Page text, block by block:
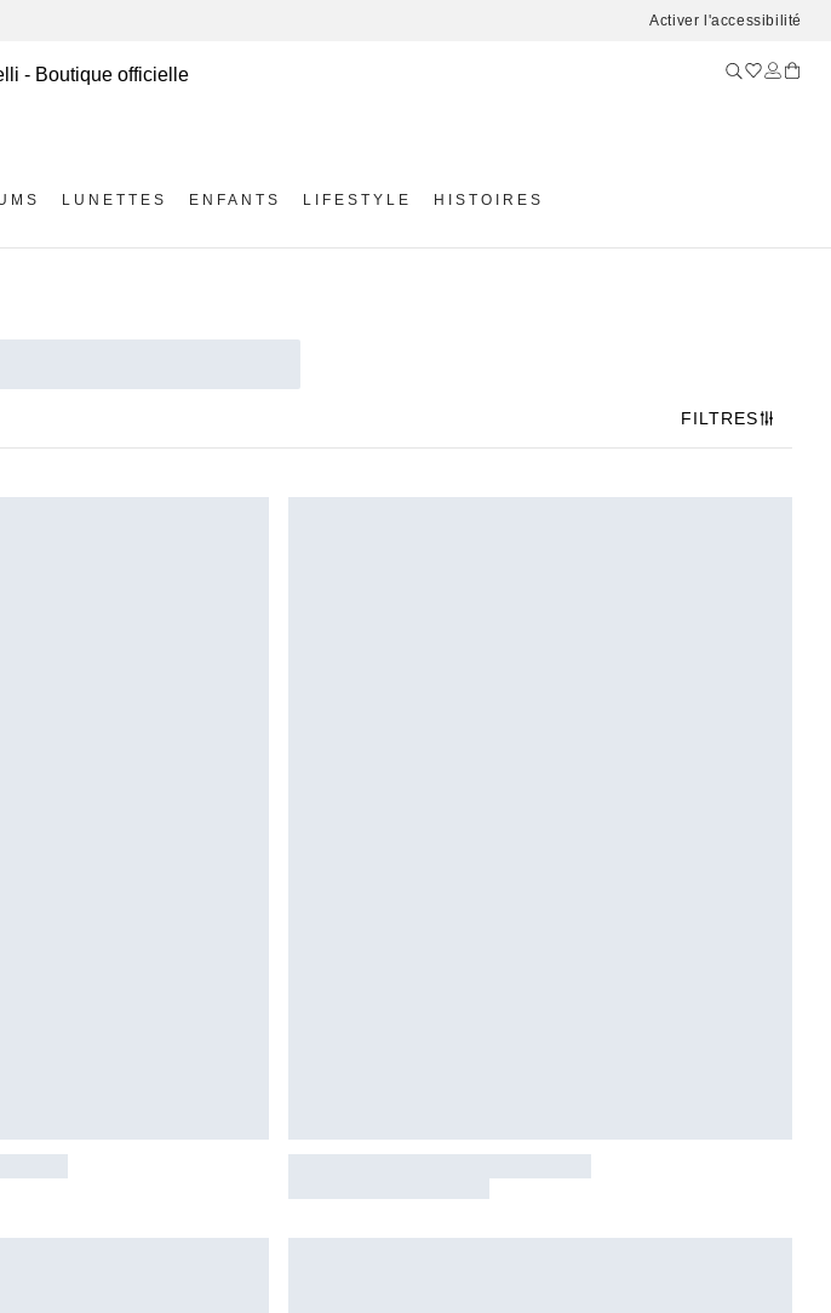
Activer l'accessibilité
LUNETTES ENFANTS LIFESTYLE HISTOIRES
FILTRES